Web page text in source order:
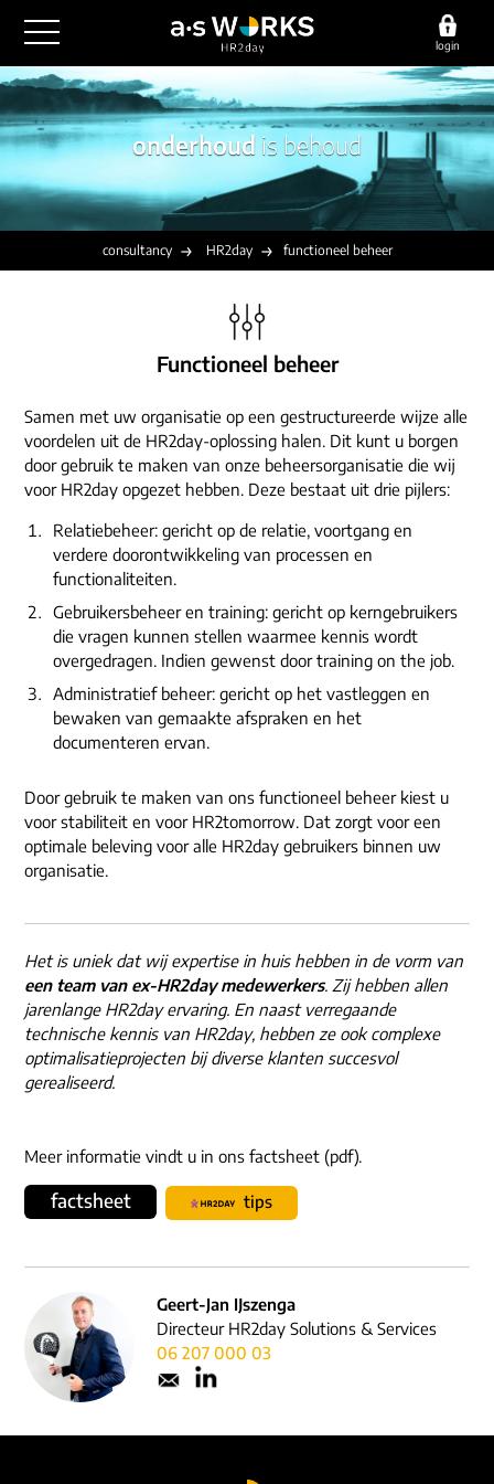
login
outsourcing
financiële administratie
salarisadministratie
juridische zaken
detachering
HR/payroll
finance
consultancy
implementatie
overige diensten
outsourcing
detachering
consultancy
werken bij
onze experts
ons dna
contact
vestigingen
e-mail/telefoon
social media
onderhoud is behoud
consultancy HR2day functioneel beheer
Functioneel beheer
Samen met uw organisatie op een gestructureerde wijze alle
voordelen uit de HR2day-oplossing halen. Dit kunt u borgen
door gebruik te maken van onze beheersorganisatie die wij
voor HR2day opgezet hebben. Deze bestaat uit drie pijlers:
Relatiebeheer: gericht op de relatie, voortgang en
verdere doorontwikkeling van processen en
functionaliteiten.
Gebruikersbeheer en training: gericht op kerngebruikers
die vragen kunnen stellen waarmee kennis wordt
overgedragen. Indien gewenst door training on the job.
Administratief beheer: gericht op het vastleggen en
bewaken van gemaakte afspraken en het
documenteren ervan.
Door gebruik te maken van ons functioneel beheer kiest u
voor stabiliteit en voor HR2tomorrow. Dat zorgt voor een
optimale beleving voor alle HR2day gebruikers binnen uw
organisatie.
Het is uniek dat wij expertise in huis hebben in de vorm van
een team van ex-HR2day medewerkers. Zij hebben allen
jarenlange HR2day ervaring. En naast verregaande
technische kennis van HR2day, hebben ze ook complexe
optimalisatieprojecten bij diverse klanten succesvol
gerealiseerd.
Meer informatie vindt u in ons factsheet (pdf).
factsheet tips
Geert-Jan IJszenga
Directeur HR2day Solutions & Services
06 207 000 03